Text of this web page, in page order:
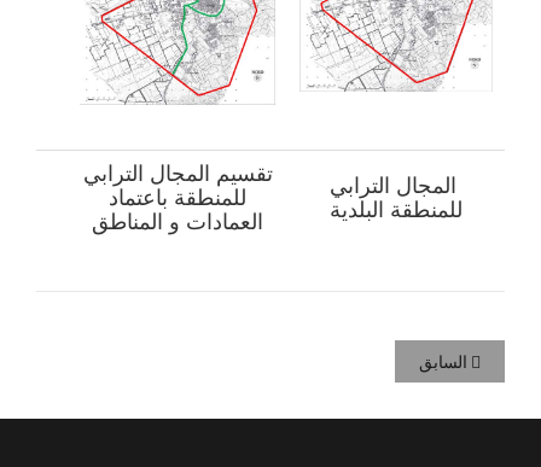
المجال الترابي
للمنطقة البلدية
تقسيم المجال الترابي
للمنطقة باعتماد
العمادات و المناطق
السابق